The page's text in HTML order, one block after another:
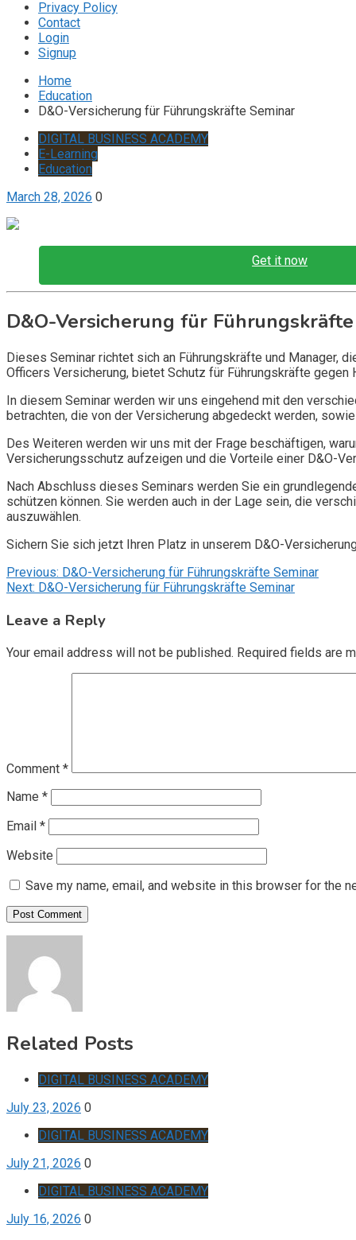
Privacy Policy
Contact
Login
Signup
Home
Education
D&O-Versicherung für Führungskräfte Seminar
DIGITAL BUSINESS ACADEMY
E-Learning
Education
March 28, 2026 0
Get it now
D&O-Versicherung für
Dieses Seminar richtet sich an Führungskräfte und Manager,
Officers Versicherung, bietet Schutz für Führungskräfte
In diesem Seminar werden wir uns eingehend mit den
betrachten, die von der Versicherung abgedeckt werden,
Des Weiteren werden wir uns mit der Frage beschäftigen,
Versicherungsschutz aufzeigen und die Vorteile einer D&O-
Nach Abschluss dieses Seminars werden Sie ein
schützen können. Sie werden auch in der Lage sein, die
auszuwählen.
Sichern Sie sich jetzt Ihren Platz in unserem D&O-
Post
navigation
Previous: D&O-Versicherung für Führungskräfte Seminar
Next: D&O-Versicherung für Führungskräfte Seminar
Leave a Reply
Your email address will not be published. Required fields are
Comment *
Name *
Email *
Website
Save my name, email, and website in this browser for the
Related Posts
DIGITAL BUSINESS ACADEMY
July 23, 2026 0
DIGITAL BUSINESS ACADEMY
July 21, 2026 0
DIGITAL BUSINESS ACADEMY
July 16, 2026 0